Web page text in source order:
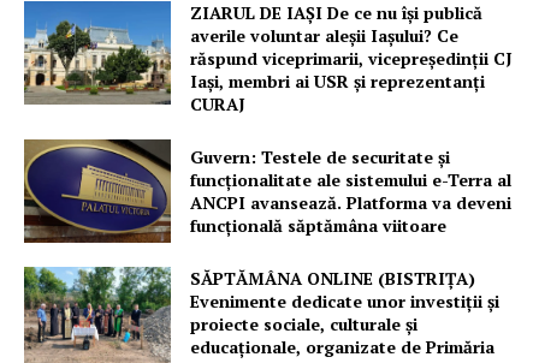
ZIARUL DE IAȘI De ce nu își publică
averile voluntar aleșii Iașului? Ce
răspund viceprimarii, vicepreședinții CJ
Iași, membri ai USR și reprezentanți
CURAJ
Guvern: Testele de securitate și
funcționalitate ale sistemului e-Terra al
ANCPI avansează. Platforma va deveni
funcțională săptămâna viitoare
SĂPTĂMÂNA ONLINE (BISTRIȚA)
Evenimente dedicate unor investiții și
proiecte sociale, culturale și
educaționale, organizate de Primăria